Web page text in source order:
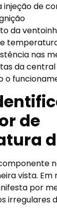
injeção de
da
nas
da
de
vista. Em
por
irregulares